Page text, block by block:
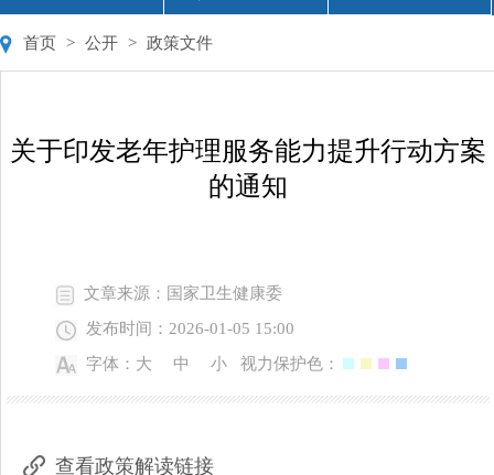
首页 > 公开 > 政策文件
关于印发老年护理服务能力提升行动方案
的通知
文章来源：国家卫生健康委
发布时间：2026-01-05 15:00
字体： 大 中 小 视力保护色：
查看政策解读链接